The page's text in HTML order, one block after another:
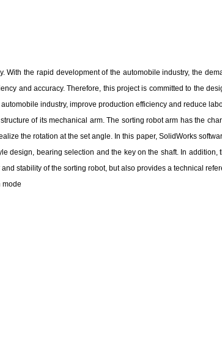
the rapid development of the automobile industry, the
and accuracy. Therefore, this project is committed to the
industry, improve production efficiency and reduce
of its mechanical arm. The sorting robot arm has the
the rotation at the set angle. In this paper, SolidWorks
bearing selection and the key on the shaft. In
stability of the sorting robot, but also provides a technical
mode